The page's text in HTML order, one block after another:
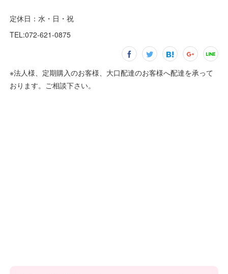
定休日：水・日・祝
TEL:072-621-0875
※法人様、定期購入のお客様、大口配達のお客様へ配達を承って
おります。ご相談下さい。